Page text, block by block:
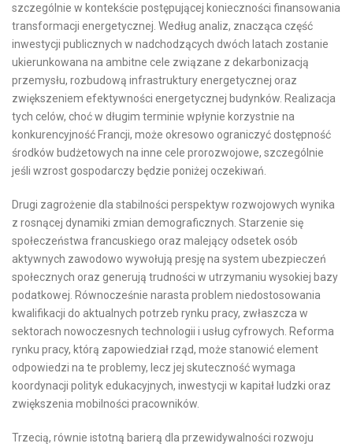
szczególnie w kontekście postępującej konieczności finansowania
transformacji energetycznej. Według analiz, znacząca część
inwestycji publicznych w nadchodzących dwóch latach zostanie
ukierunkowana na ambitne cele związane z dekarbonizacją
przemysłu, rozbudową infrastruktury energetycznej oraz
zwiększeniem efektywności energetycznej budynków. Realizacja
tych celów, choć w długim terminie wpłynie korzystnie na
konkurencyjność Francji, może okresowo ograniczyć dostępność
środków budżetowych na inne cele prorozwojowe, szczególnie
jeśli wzrost gospodarczy będzie poniżej oczekiwań.
Drugi zagrożenie dla stabilności perspektyw rozwojowych wynika
z rosnącej dynamiki zmian demograficznych. Starzenie się
społeczeństwa francuskiego oraz malejący odsetek osób
aktywnych zawodowo wywołują presję na system ubezpieczeń
społecznych oraz generują trudności w utrzymaniu wysokiej bazy
podatkowej. Równocześnie narasta problem niedostosowania
kwalifikacji do aktualnych potrzeb rynku pracy, zwłaszcza w
sektorach nowoczesnych technologii i usług cyfrowych. Reforma
rynku pracy, którą zapowiedział rząd, może stanowić element
odpowiedzi na te problemy, lecz jej skuteczność wymaga
koordynacji polityk edukacyjnych, inwestycji w kapitał ludzki oraz
zwiększenia mobilności pracowników.
Trzecią, równie istotną barierą dla przewidywalności rozwoju